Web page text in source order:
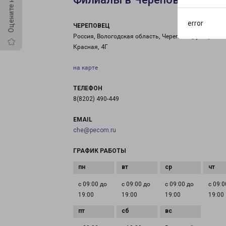
error
ЧЕРЕПОВЕЦ
Россия, Вологодская область, Череповец, улица
Красная, 4Г
на карте
ТЕЛЕФОН
8(8202) 490-449
EMAIL
che@pecom.ru
ГРАФИК РАБОТЫ
с 09:00 до
19:00
с 09:00 до
19:00
с 09:00 до
19:00
с
19:00